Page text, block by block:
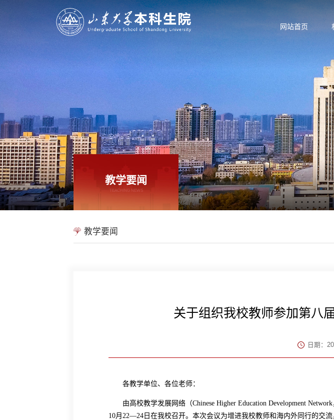
网站首页
教学要闻
TEACHING NEWS
教学要闻
关于组织我校教师参加第八
日期：
各教学单位、各位老师：
由高校教学发展网络（Chinese Higher Education Development Network
10月 22—24 日在我校召开。本次会议为增进我校教师和海内外同行的交